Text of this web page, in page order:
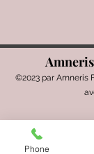
©2023 par Amneris
Phone